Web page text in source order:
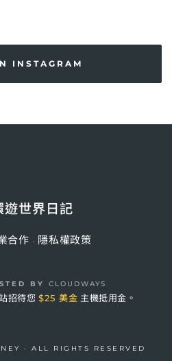
INSTAGRAM
遊世界日記
合作 · 隱私權政策
BY CLOUDWAYS
招待您 $25 美金 主機抵用金。
· ALL RIGHTS RESERVED